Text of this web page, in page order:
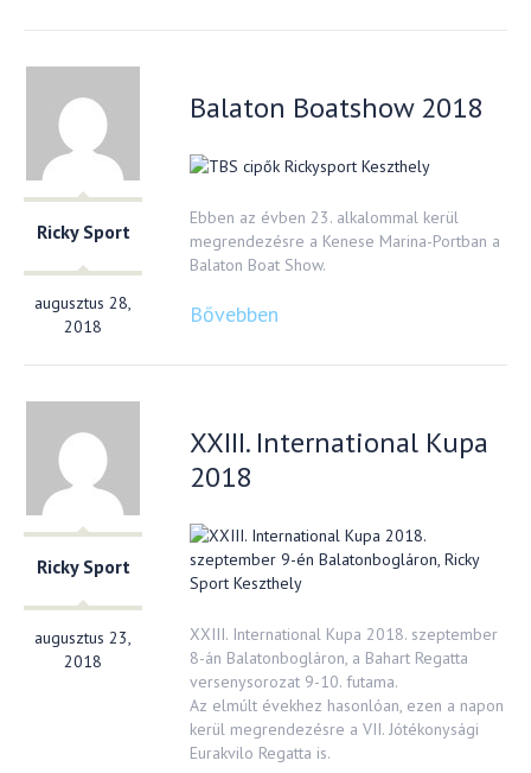
Ricky Sport
augusztus 28,
2018
Balaton Boatshow 2018
Ebben az évben 23. alkalommal kerül
megrendezésre a Kenese Marina-Portban a
Balaton Boat Show.
Bővebben
Ricky Sport
augusztus 23,
2018
XXIII. International Kupa
2018
XXIII. International Kupa 2018. szeptember
8-án Balatonbogláron, a Bahart Regatta
versenysorozat 9-10. futama.
Az elmúlt évekhez hasonlóan, ezen a napon
kerül megrendezésre a VII. Jótékonysági
Eurakvilo Regatta is.